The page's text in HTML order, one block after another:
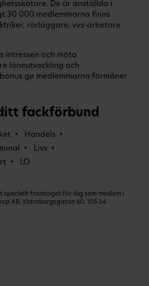
De är anställda i
30 000 medlemmarna finns
rörläggare, vvs-arbetare
intressen och möta
löneutveckling och
ge medlemmarna förmåner
fackförbund
Handels
Livs
LO
framtaget för dig som medlem i
AB, Klarabergsgatan 60, 105 34